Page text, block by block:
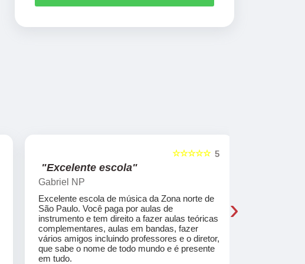
5
☆☆☆☆☆
"Excelente escola"
Gabriel NP
Excelente escola de música da Zona norte de
São Paulo. Você paga por aulas de
instrumento e tem direito a fazer aulas teóricas
complementares, aulas em bandas, fazer
vários amigos incluindo professores e o diretor,
que sabe o nome de todo mundo e é presente
em tudo.
›